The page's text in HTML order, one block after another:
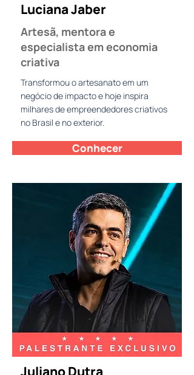
Luciana Jaber
Artesã, mentora e
especialista em economia
criativa
Transformou o artesanato em um
negócio de impacto e hoje inspira
milhares de empreendedores criativos
no Brasil e no exterior.
Conhecer
Juliano Dutra